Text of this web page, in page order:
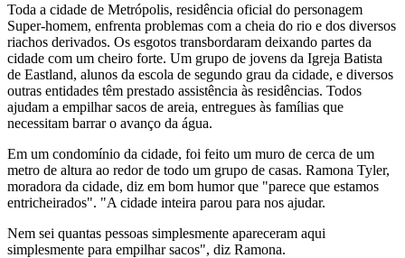
Toda a cidade de Metrópolis, residência oficial do personagem
Super-homem, enfrenta problemas com a cheia do rio e dos diversos
riachos derivados. Os esgotos transbordaram deixando partes da
cidade com um cheiro forte. Um grupo de jovens da Igreja Batista
de Eastland, alunos da escola de segundo grau da cidade, e diversos
outras entidades têm prestado assistência às residências. Todos
ajudam a empilhar sacos de areia, entregues às famílias que
necessitam barrar o avanço da água.
Em um condomínio da cidade, foi feito um muro de cerca de um
metro de altura ao redor de todo um grupo de casas. Ramona Tyler,
moradora da cidade, diz em bom humor que "parece que estamos
entricheirados". "A cidade inteira parou para nos ajudar.
Nem sei quantas pessoas simplesmente apareceram aqui
simplesmente para empilhar sacos", diz Ramona.